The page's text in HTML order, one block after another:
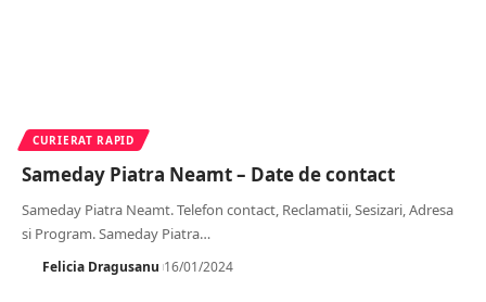
CURIERAT RAPID
Sameday Piatra Neamt – Date de contact
Sameday Piatra Neamt. Telefon contact, Reclamatii, Sesizari, Adresa
si Program. Sameday Piatra…
Felicia Dragusanu 16/01/2024